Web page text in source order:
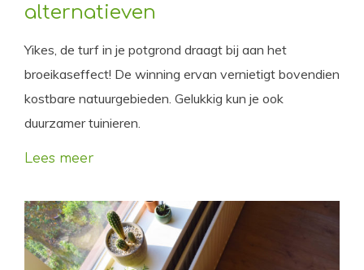
alternatieven
Yikes, de turf in je potgrond draagt bij aan het
broeikaseffect! De winning ervan vernietigt bovendien
kostbare natuurgebieden. Gelukkig kun je ook
duurzamer tuinieren.
Lees meer